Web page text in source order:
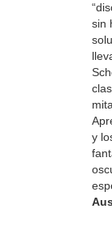
sin
y